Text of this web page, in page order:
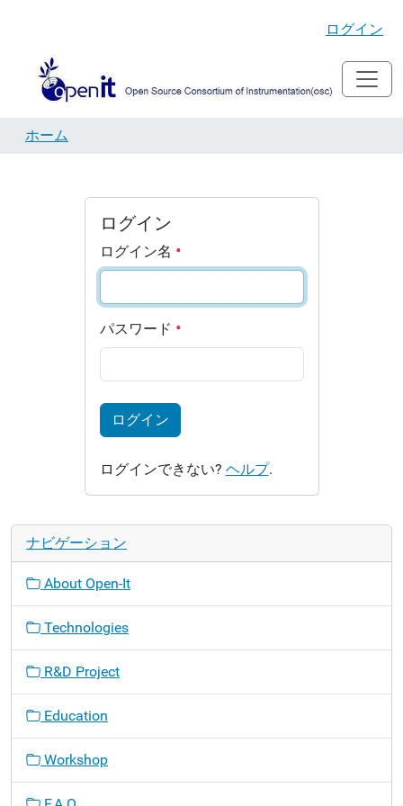
ログイン
ホーム
ログイン
ログイン名
パスワード
ログイン
ログインできない? ヘルプ.
ナビゲーション
About Open-It
Technologies
R&D Project
Education
Workshop